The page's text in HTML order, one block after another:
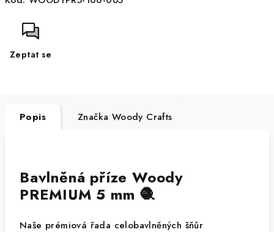
Zeptat se
Popis Značka Woody Crafts
Bavlněná příze Woody
PREMIUM 5 mm 🧶
Naše prémiová řada celobavlněných šňůr